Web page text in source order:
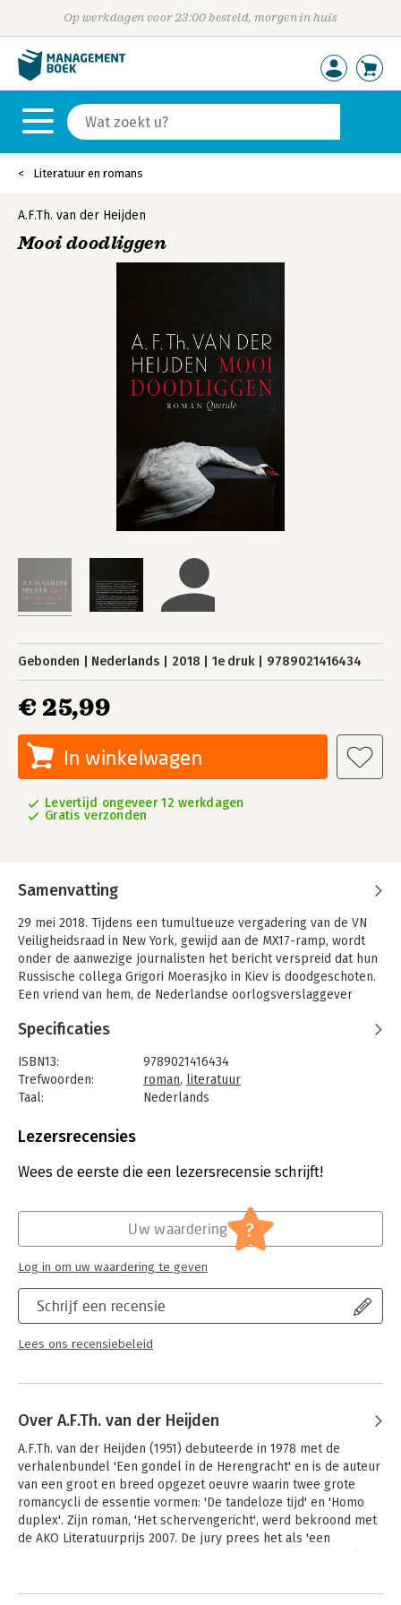
Op werkdagen voor 23:00 besteld, morgen in huis
Literatuur en romans
A.F.Th. van der Heijden
Mooi doodliggen
Gebonden Nederlands 2018 1e druk 9789021416434
€ 25,99
In winkelwagen
Levertijd ongeveer 12 werkdagen
Gratis verzonden
Samenvatting
29 mei 2018. Tijdens een tumultueuze vergadering van de VN
Veiligheidsraad in New York, gewijd aan de MX17-ramp, wordt
onder de aanwezige journalisten het bericht verspreid dat hun
Russische collega Grigori Moerasjko in Kiev is doodgeschoten.
Een vriend van hem, de Nederlandse oorlogsverslaggever
Kiev te vliegen om de weduwe bij te staan.
Moerasjko blijkt te hebben samengespannen met de
Oekraïense geheime dienst om de Russen te misleiden. Hij
heeft zichzelf daarmee ongewild tot een verspreider van fake
onafhankelijke journalistiek: bevriende collega’s vallen hem
geliefde Yulia zich door Grigori verraden voelt en hem verlaat.
onverschrokken zijn onderzoek naar de toedracht van ‘MX17’
Specificaties
ISBN13:
9789021416434
Trefwoorden:
roman, literatuur
Taal:
Nederlands
Aantal pagina's:
Druk:
1
Literatuur en romans
Lezersrecensies
Wees de eerste die een lezersrecensie schrijft!
Schrijf een recensie
Lees ons recensiebeleid
Uw waardering ?
Log in om uw waardering te geven
Over A.F.Th. van der Heijden
A.F.Th. van der Heijden (1951) debuteerde in 1978 met de
verhalenbundel 'Een gondel in de Herengracht' en is de auteur
van een groot en breed opgezet oeuvre waarin twee grote
romancycli de essentie vormen: 'De tandeloze tijd' en 'Homo
duplex'. Zijn roman, 'Het schervengericht', werd bekroond met
de AKO Literatuurprijs 2007. De jury prees het als 'een
Andere boeken door A.F.Th. van der